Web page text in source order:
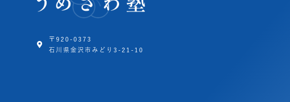
〒920-0373
石川県金沢市みどり3-21-10